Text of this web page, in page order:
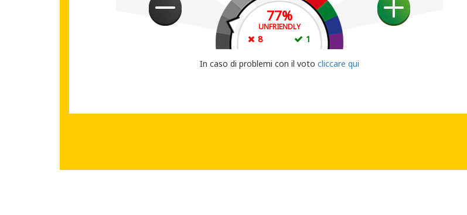
77%
UNFRIENDLY
8 1
CONDIVIDI IL TUO VOTO
In caso di problemi con il voto cliccare qui